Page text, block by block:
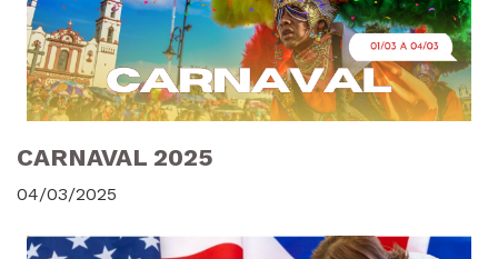
CARNAVAL 2025
04/03/2025